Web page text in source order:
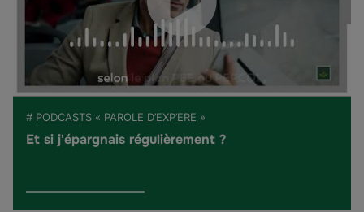
# PODCASTS « PAROLE D’EXP’ERE »
Et si j'épargnais régulièrement ?